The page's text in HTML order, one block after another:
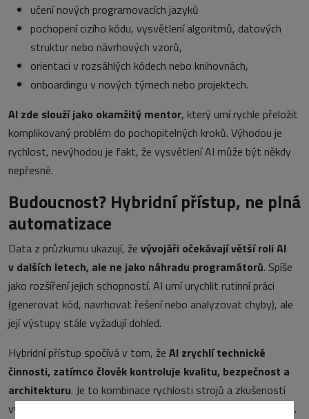
učení nových programovacích jazyků
pochopení cizího kódu, vysvětlení algoritmů, datových
struktur nebo návrhových vzorů,
orientaci v rozsáhlých kódech nebo knihovnách,
onboardingu v nových týmech nebo projektech.
AI zde slouží jako okamžitý mentor, který umí rychle přeložit
komplikovaný problém do pochopitelných kroků. Výhodou je
rychlost, nevýhodou je fakt, že vysvětlení AI může být někdy
nepřesné.
Budoucnost? Hybridní přístup, ne plná
automatizace
Data z průzkumu ukazují, že vývojáři očekávají větší roli AI
v dalších letech, ale ne jako náhradu programátorů. Spíše
jako rozšíření jejich schopností. AI umí urychlit rutinní práci
(generovat kód, navrhovat řešení nebo analyzovat chyby), ale
její výstupy stále vyžadují dohled.
Hybridní přístup spočívá v tom, že AI zrychlí technické
činnosti, zatímco člověk kontroluje kvalitu, bezpečnost a
architekturu. Je to kombinace rychlosti strojů a zkušeností
vývojářů, která eliminuje riziko nepřesností a nechtěných chyb.